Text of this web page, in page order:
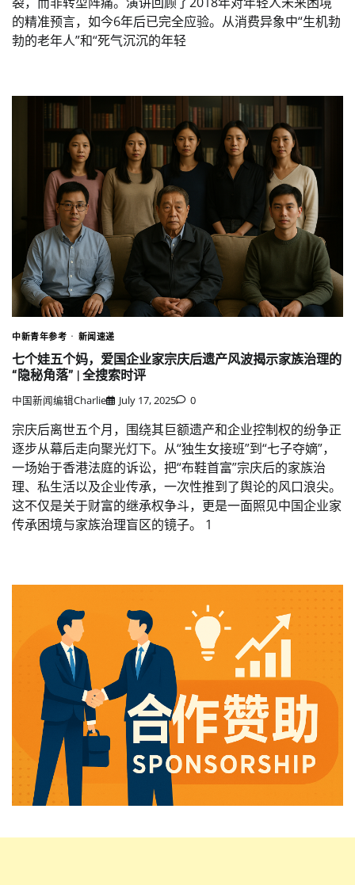
的精准预言，如今6年后已完全应验。从消费异象中“生机勃
勃的老年人”和“死气沉沉的年轻
中新青年参考 新闻速递
七个娃五个妈，爱国企业家宗庆后遗产风波揭示家族治理的
“隐秘角落” | 全搜索时评
中国新闻编辑Charlie July 17, 2025 0
宗庆后离世五个月，围绕其巨额遗产和企业控制权的纷争正
逐步从幕后走向聚光灯下。从“独生女接班”到“七子夺嫡”，
一场始于香港法庭的诉讼，把“布鞋首富”宗庆后的家族治
理、私生活以及企业传承，一次性推到了舆论的风口浪尖。
这不仅是关于财富的继承权争斗，更是一面照见中国企业家
传承困境与家族治理盲区的镜子。 1